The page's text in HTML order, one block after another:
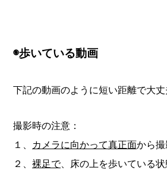
◉歩いている動画
下記の動画のように短い距離で大丈
撮影時の注意：
１、
カメラに向かって真正面から撮
２、 裸足で、床の上を歩いている